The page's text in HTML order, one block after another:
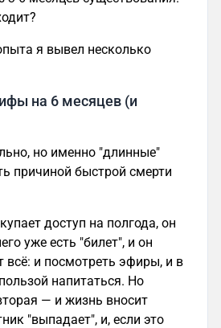
я вывел несколько
на 6 месяцев (и
но именно "длинные"
причиной быстрой смерти
доступ на полгода, он
уже есть "билет", и он
всё: и посмотреть эфиры, и в
напитаться. Но
— и жизнь вносит
"выпадает", и, если это